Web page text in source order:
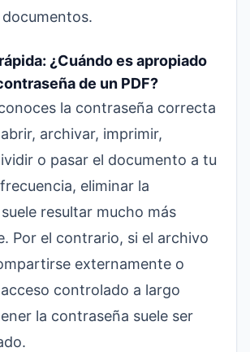
¿Cuándo es apropiado
de un PDF?
la contraseña correcta
archivar, imprimir,
o pasar el documento a tu
eliminar la
resultar mucho más
Por el contrario, si el archivo
externamente o
controlado a largo
la contraseña suele ser